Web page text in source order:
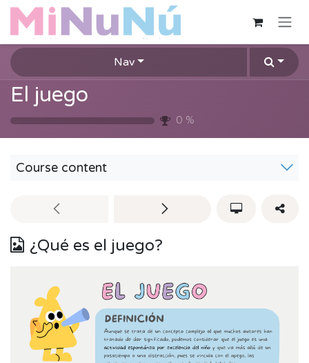
Skip to Content
Nav
El juego
0 %
Course content
¿Qué es el juego?